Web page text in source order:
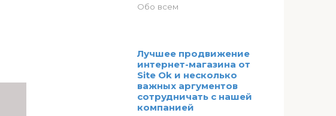
Обо всем
Лучшее продвижение
интернет-магазина от
Site Ok и несколько
важных аргументов
сотрудничать с нашей
компанией